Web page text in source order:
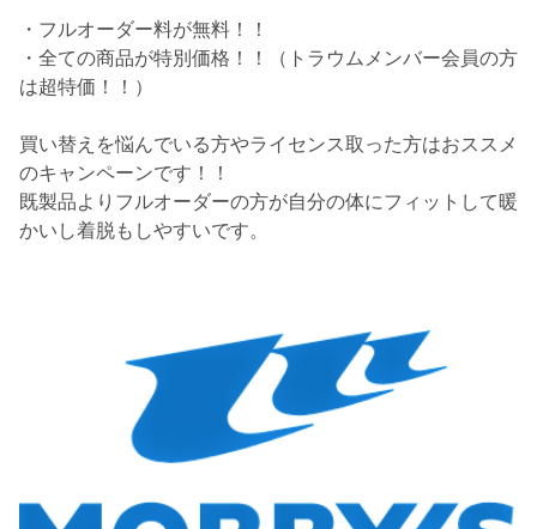
・フルオーダー料が無料！！
・全ての商品が特別価格！！（トラウムメンバー会員の方
は超特価！！）
買い替えを悩んでいる方やライセンス取った方はおススメ
のキャンペーンです！！
既製品よりフルオーダーの方が自分の体にフィットして暖
かいし着脱もしやすいです。